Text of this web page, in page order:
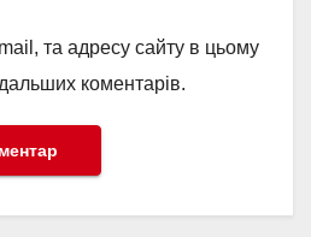
та адресу сайту в цьому
коментарів.